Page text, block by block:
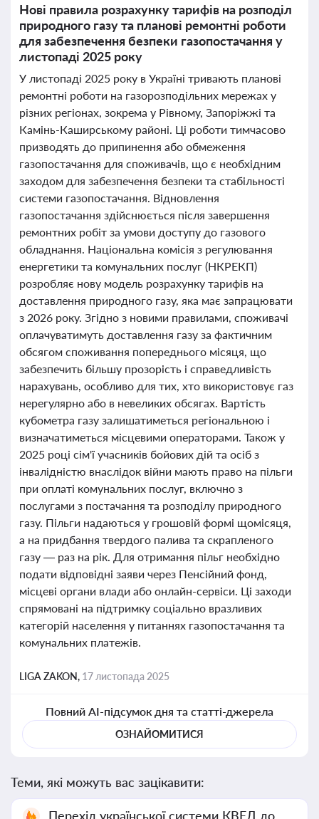
Нові правила розрахунку тарифів на розподіл
природного газу та планові ремонтні роботи
для забезпечення безпеки газопостачання у
листопаді 2025 року
У листопаді 2025 року в Україні тривають планові
ремонтні роботи на газорозподільних мережах у
різних регіонах, зокрема у Рівному, Запоріжжі та
Камінь-Каширському районі. Ці роботи тимчасово
призводять до припинення або обмеження
газопостачання для споживачів, що є необхідним
заходом для забезпечення безпеки та стабільності
системи газопостачання. Відновлення
газопостачання здійснюється після завершення
ремонтних робіт за умови доступу до газового
обладнання. Національна комісія з регулювання
енергетики та комунальних послуг (НКРЕКП)
розробляє нову модель розрахунку тарифів на
доставлення природного газу, яка має запрацювати
з 2026 року. Згідно з новими правилами, споживачі
оплачуватимуть доставлення газу за фактичним
обсягом споживання попереднього місяця, що
забезпечить більшу прозорість і справедливість
нарахувань, особливо для тих, хто використовує газ
нерегулярно або в невеликих обсягах. Вартість
кубометра газу залишатиметься регіональною і
визначатиметься місцевими операторами. Також у
2025 році сім'ї учасників бойових дій та осіб з
інвалідністю внаслідок війни мають право на пільги
при оплаті комунальних послуг, включно з
послугами з постачання та розподілу природного
газу. Пільги надаються у грошовій формі щомісяця,
а на придбання твердого палива та скрапленого
газу — раз на рік. Для отримання пільг необхідно
подати відповідні заяви через Пенсійний фонд,
місцеві органи влади або онлайн-сервіси. Ці заходи
спрямовані на підтримку соціально вразливих
категорій населення у питаннях газопостачання та
комунальних платежів.
LIGA ZAKON, 17 листопада 2025
Повний AI-підсумок дня та статті-джерела
ОЗНАЙОМИТИСЯ
Теми, які можуть вас зацікавити:
Перехід української системи КВЕД до